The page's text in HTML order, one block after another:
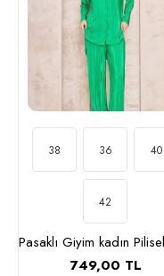
38 36 40
42
749,00 TL